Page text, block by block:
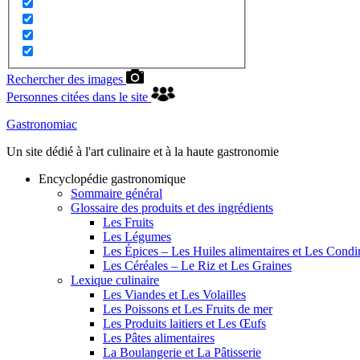
Rechercher des images
Personnes citées dans le site
Gastronomiac
Un site dédié à l'art culinaire et à la haute gastronomie
Encyclopédie gastronomique
Sommaire général
Glossaire des produits et des ingrédients
Les Fruits
Les Légumes
Les Épices – Les Huiles alimentaires et Les
Les Céréales – Le Riz et Les Graines
Lexique culinaire
Les Viandes et Les Volailles
Les Poissons et Les Fruits de mer
Les Produits laitiers et Les Œufs
Les Pâtes alimentaires
La Boulangerie et La Pâtisserie